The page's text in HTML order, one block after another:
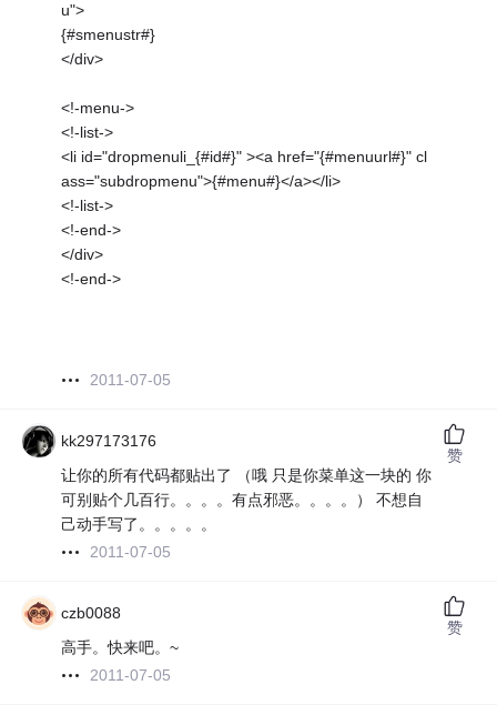
u">
{#smenustr#}
</div>
<!-menu->
<!-list->
<li id="dropmenuli_{#id#}" ><a href="{#menuurl#}" cl
ass="subdropmenu">{#menu#}</a></li>
<!-list->
<!-end->
</div>
<!-end->
2011-07-05
kk297173176
让你的所有代码都贴出了 （哦 只是你菜单这一块的 你
可别贴个几百行。。。。有点邪恶。。。。） 不想自
己动手写了。。。。。
2011-07-05
赞
czb0088
高手。快来吧。~
2011-07-05
赞